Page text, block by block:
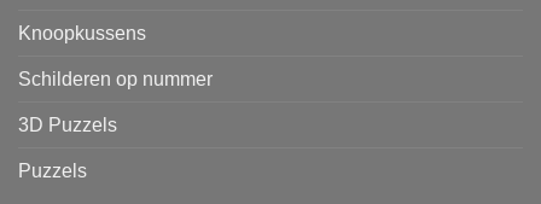
Knoopkussens
Schilderen op nummer
3D Puzzels
Puzzels